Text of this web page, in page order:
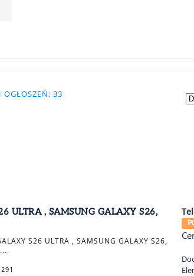
OGŁOSZEŃ: 33
ULTRA , SAMSUNG GALAXY S26,
S26 ULTRA , SAMSUNG GALAXY S26,
291